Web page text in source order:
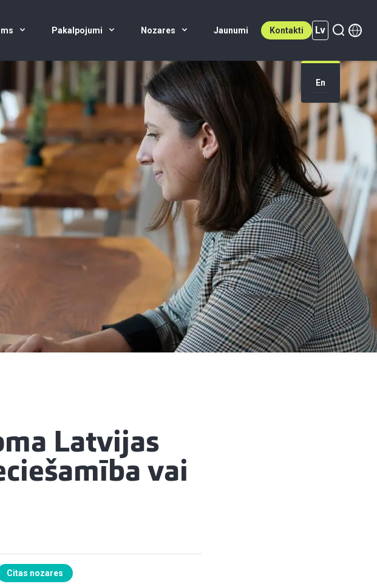
Pakalpojumi Nozares Jaunumi Kontakti Lv
En
Lv (active)
Latvijas
vai
Citas nozares